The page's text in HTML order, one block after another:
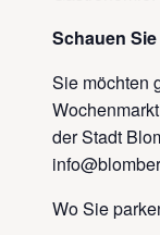
Schauen
Sie möchten
der Stadt
Wo Sie